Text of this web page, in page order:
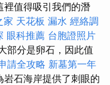
裡值得吸引我們的潛
家 天花板 漏水 經絡調
眼科推薦 台胞證照片
部分是卵石，因此值
請全攻略 新墓第一年
石海岸提供了刺眼的